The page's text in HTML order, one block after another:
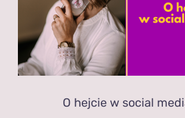
O hejcie w social